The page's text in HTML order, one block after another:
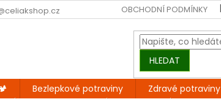
OBCHODNÍ PODMÍNKY
HLEDAT
Bezlepkové potraviny Zdravé potraviny